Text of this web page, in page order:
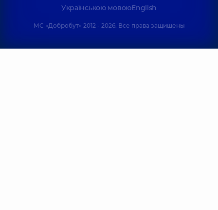
Українською мовоюEnglish
МС «Добробут» 2012 - 2026. Все права защищены